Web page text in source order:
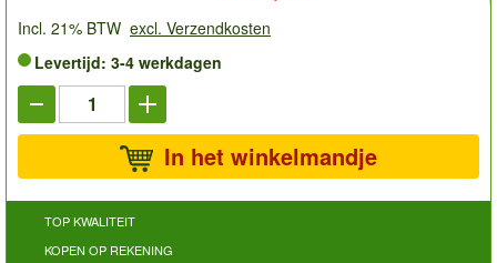
Incl. 21% BTW excl. Verzendkosten
Levertijd: 3-4 werkdagen
In het winkelmandje
TOP KWALITEIT
KOPEN OP REKENING